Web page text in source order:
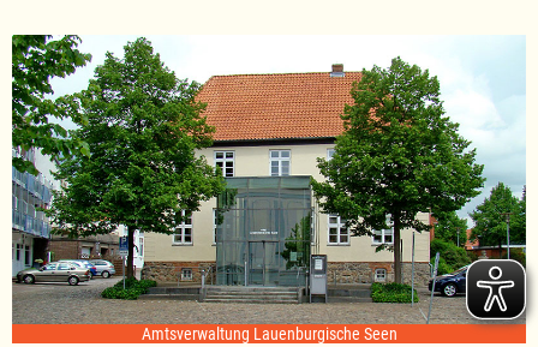
Amtsverwaltung Lauenburgische Seen